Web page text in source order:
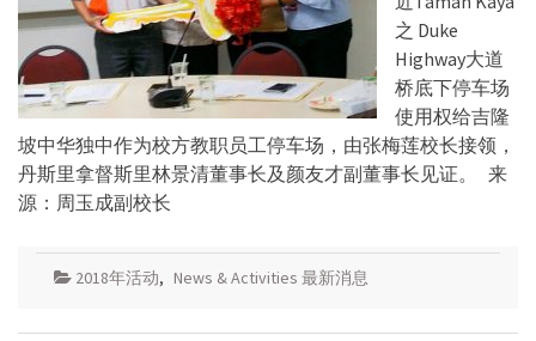
之 Duke
Highway大道
桥底下停车场
使用权给吉隆
坡中华独中作为校方教职员工停车场，由张梅莲校长接领，
丹斯里拿督斯里林景清董事长及颜友才副董事长见证。 来
源：周玉成副校长
2018年活动, News & Activities 最新消息